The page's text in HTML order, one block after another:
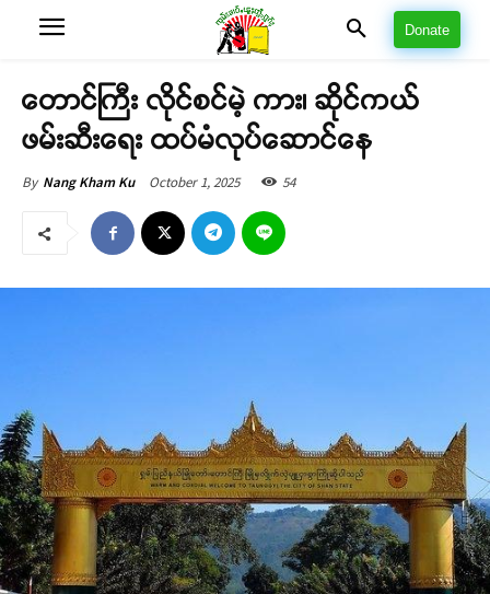
Donate
တောင်ကြီး လိုင်စင်မဲ့ ကား၊ ဆိုင်ကယ်
ဖမ်းဆီးရေး ထပ်မံလုပ်ဆောင်နေ
By Nang Kham Ku October 1, 2025 54